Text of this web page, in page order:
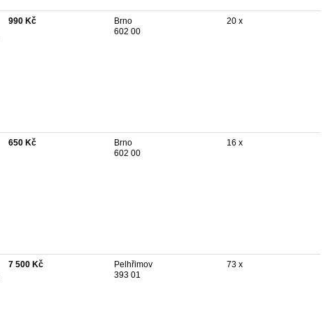
990 Kč
Brno
602 00
20 x
650 Kč
Brno
602 00
16 x
7 500 Kč
Pelhřimov
393 01
73 x